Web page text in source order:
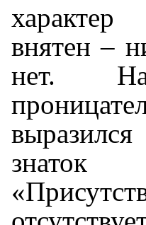
внятен –
нет.